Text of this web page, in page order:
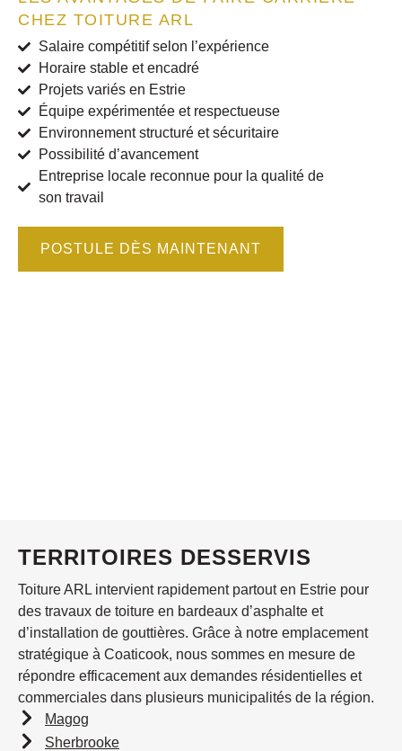
CHEZ TOITURE ARL
Salaire compétitif selon l’expérience
Horaire stable et encadré
Projets variés en Estrie
Équipe expérimentée et respectueuse
Environnement structuré et sécuritaire
Possibilité d’avancement
Entreprise locale reconnue pour la qualité de
son travail
POSTULE DÈS MAINTENANT
TERRITOIRES DESSERVIS
Toiture ARL intervient rapidement partout en Estrie pour
des travaux de toiture en bardeaux d’asphalte et
d’installation de gouttières. Grâce à notre emplacement
stratégique à Coaticook, nous sommes en mesure de
répondre efficacement aux demandes résidentielles et
commerciales dans plusieurs municipalités de la région.
Magog
Sherbrooke